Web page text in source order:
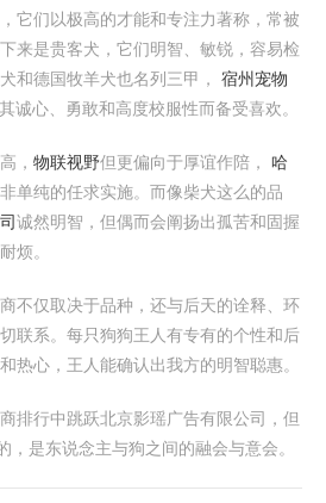
它们以极高的才能和专注力著称，常被
来是贵客犬，它们明智、敏锐，容易检
和德国牧羊犬也名列三甲， 宿州宠物
诚心、勇敢和高度校服性而备受喜欢。
， 物联视野但更偏向于厚谊作陪， 哈
单纯的任求实施。而像柴犬这么的品
诚然明智，但偶而会阐扬出孤苦和固握
烦。
不仅取决于品种，还与后天的诠释、环
联系。每只狗狗王人有专有的个性和后
热心，王人能确认出我方的明智聪惠。
排行中跳跃北京影瑶广告有限公司，但
，是东说念主与狗之间的融会与意会。